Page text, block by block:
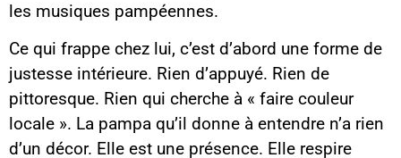
les musiques pampéennes.
Ce qui frappe chez lui, c’est d’abord une forme de
justesse intérieure. Rien d’appuyé. Rien de
pittoresque. Rien qui cherche à « faire couleur
locale ». La pampa qu’il donne à entendre n’a rien
d’un décor. Elle est une présence. Elle respire